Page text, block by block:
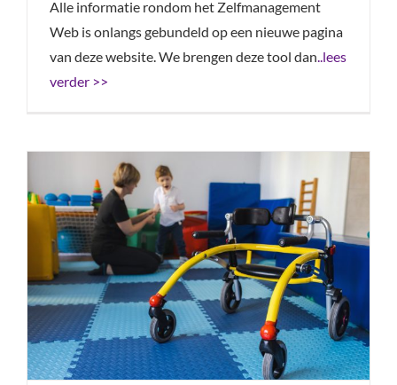
Alle informatie rondom het Zelfmanagement
Web is onlangs gebundeld op een nieuwe pagina
van deze website. We brengen deze tool dan..lees
verder >>